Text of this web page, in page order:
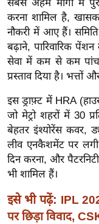
न्यू
ज
ब्री
फ
नो
रं
ज
न
ज
ग
त
बॉ
सबसे अहम मांगों में
करना शामिल है,
नौकरी में आए हैं।
बढ़ाने, पारिवारिक
सेवा में कम से कम पांच
प्रस्ताव दिया है। भत्तों
इस ड्राफ़्ट में HRA
जो मेट्रो शहरों में 30
बेहतर इंश्योरेंस कवर,
लीव एनकैशमेंट पर लगी
दिन करना, और
भी शामिल हैं।
इसे भी पढ़ें: IPL
पर छिड़ा विवाद,